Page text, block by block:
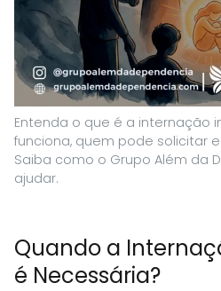
Entenda o que é a internação
funciona, quem pode solicitar
Saiba como o Grupo Além da
ajudar.
Quando a
é Necessária?